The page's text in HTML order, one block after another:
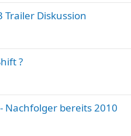
Trailer Diskussion
?
Nachfolger bereits 2010